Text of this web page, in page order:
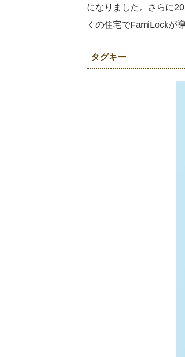
になりました。さらに
くの住宅でFamiLockが
タグキー